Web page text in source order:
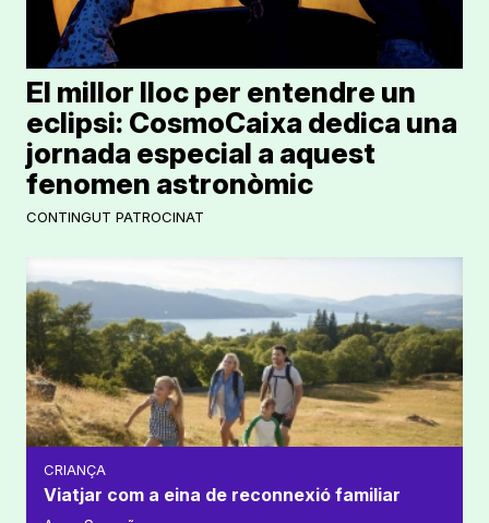
CONTINGUT PATROCINAT
El millor lloc per entendre un
eclipsi: CosmoCaixa dedica una
jornada especial a aquest
fenomen astronòmic
CRIANÇA
Viatjar com a eina de reconnexió familiar